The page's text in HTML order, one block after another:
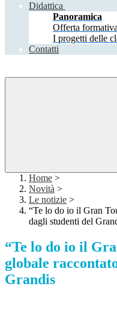
Didattica
Panoramica
Offerta formativa
I progetti delle
Contatti
Home >
Novità >
Le notizie >
“Te lo do io il Gran
dagli studenti del
“Te lo do io il
globale
Grandis